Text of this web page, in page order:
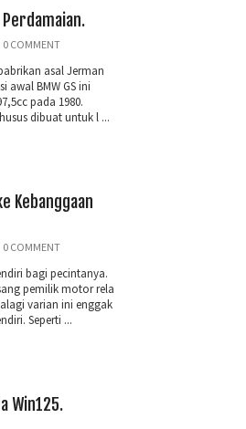
Perdamaian.
0 COMMENT
asal Jerman
awal BMW GS ini
pada 1980.
dibuat untuk l ...
Kebanggaan
0 COMMENT
bagi pecintanya.
pemilik motor rela
varian ini enggak
Seperti ...
Win125.